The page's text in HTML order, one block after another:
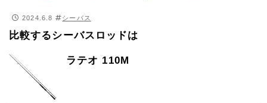
2024.6.8 シーバス
比較するシーバスロッドは
ラテオ 110M